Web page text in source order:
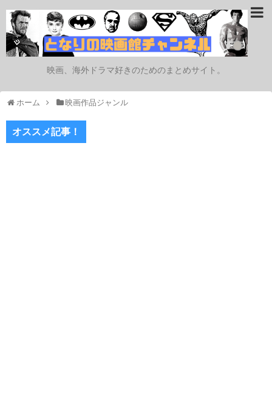
映画、海外ドラマ好きのためのまとめサイト。
ホーム 映画作品ジャンル
オススメ記事！